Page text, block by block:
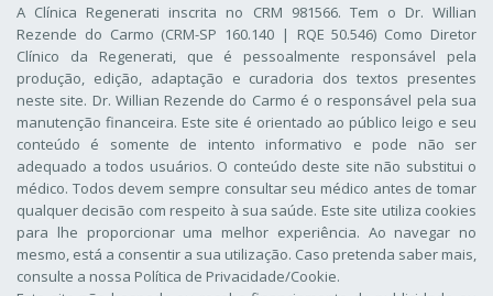
A Clínica Regenerati inscrita no CRM 981566. Tem o Dr. Willian
Rezende do Carmo (CRM-SP 160.140 | RQE 50.546) Como Diretor
Clínico da Regenerati, que é pessoalmente responsável pela
produção, edição, adaptação e curadoria dos textos presentes
neste site. Dr. Willian Rezende do Carmo é o responsável pela sua
manutenção financeira. Este site é orientado ao público leigo e seu
conteúdo é somente de intento informativo e pode não ser
adequado a todos usuários. O conteúdo deste site não substitui o
médico. Todos devem sempre consultar seu médico antes de tomar
qualquer decisão com respeito à sua saúde. Este site utiliza cookies
para lhe proporcionar uma melhor experiência. Ao navegar no
mesmo, está a consentir a sua utilização. Caso pretenda saber mais,
consulte a nossa Política de Privacidade/Cookie.